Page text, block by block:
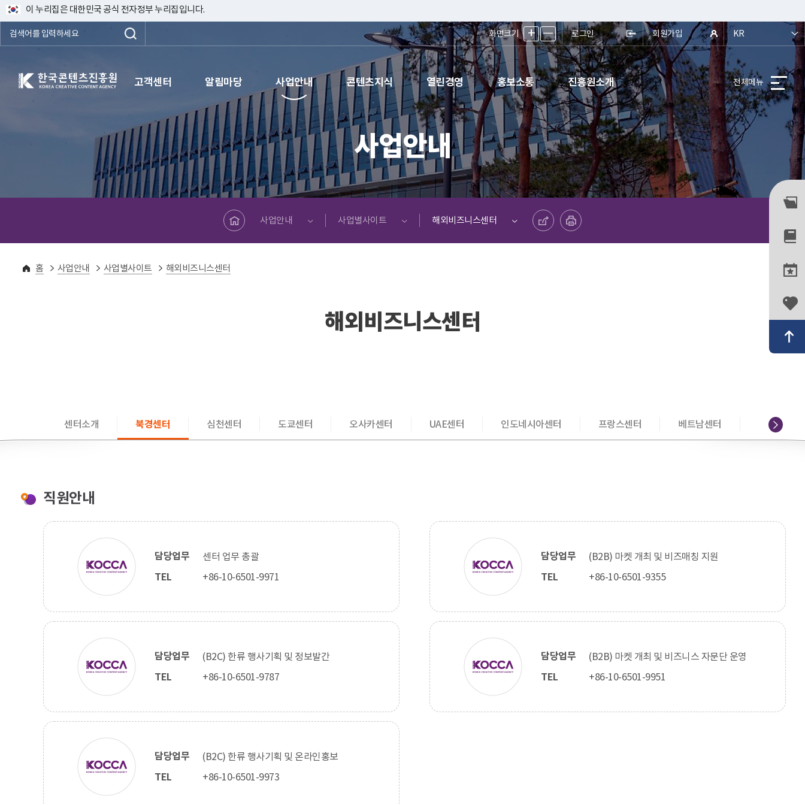
이 누리집은 대한민국 공식 전자정부 누리집입니다.
화면크기 + ㅡ 로그인 회원가입 KR
한국콘텐츠진흥원 KOREA CREATIVE CONTENT AGENCY 고객센터 알림마당 사업안내 콘텐츠지식 열린경영 홍보소통 진흥원소개 전체메뉴
사업안내
메인페이지로 바로가기
사업안내
사업별사이트 해외비즈니스센터
공유하기 프린트하기
홈 사업안내 사업별사이트 해외비즈니스센터
해외비즈니스센터
센터소개 북경센터 심천센터 도쿄센터 오사카센터 UAE센터 인도네시아센터 프랑스센터 베트남센터 러시아센터
직원안내
담당업무 센터 업무 총괄
TEL +86-10-6501-9971
담당업무 (B2B) 마켓 개최 및 비즈매칭 지원
TEL +86-10-6501-9355
담당업무 (B2C) 한류 행사기획 및 정보발간
TEL +86-10-6501-9787
담당업무 (B2B) 마켓 개최 및 비즈니스 자문단 운영
TEL +86-10-6501-9951
담당업무 (B2C) 한류 행사기획 및 온라인홍보
TEL +86-10-6501-9973